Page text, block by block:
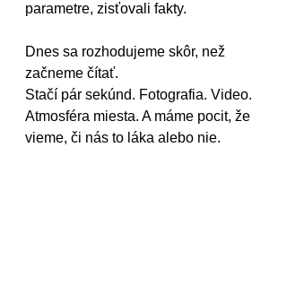
parametre, zisťovali fakty.
Dnes sa rozhodujeme skôr, než
začneme čítať.
Stačí pár sekúnd. Fotografia. Video.
Atmosféra miesta. A máme pocit, že
vieme, či nás to láka alebo nie.